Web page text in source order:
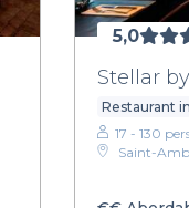
5,0
Stellar
Restaurant
17 - 130
Saint-